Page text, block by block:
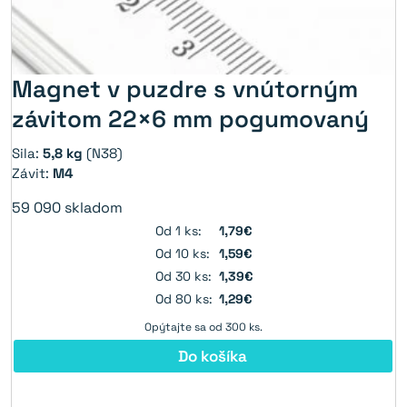
Magnet v puzdre s vnútorným
závitom 22×6 mm pogumovaný
Sila: 5,8 kg (N38)
Závit: M4
59 090 skladom
Od 1 ks:
1,79€
Od 10 ks:
1,59€
Od 30 ks: 1,39€
Od 80 ks: 1,29€
Opýtajte sa od 300 ks.
Do košíka